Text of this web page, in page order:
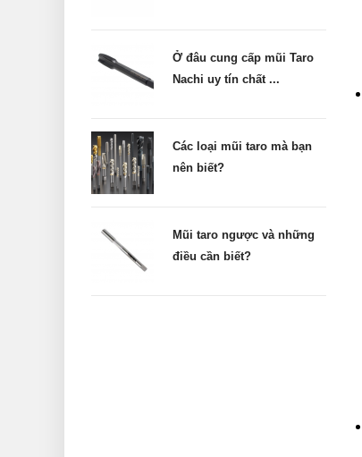
Ở đâu cung cấp mũi Taro
Nachi uy tín chất ...
Các loại mũi taro mà bạn
nên biết?
Mũi taro ngược và những
điều cần biết?